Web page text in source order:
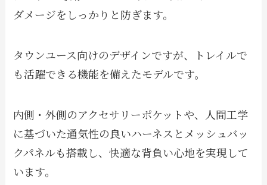
ダメージをしっかりと防ぎます。
タウンユース向けのデザインですが、トレイルで
も活躍できる機能を備えたモデルです。
内側・外側のアクセサリーポケットや、人間工学
に基づいた通気性の良いハーネスとメッシュバッ
クパネルも搭載し、快適な背負い心地を実現して
います。